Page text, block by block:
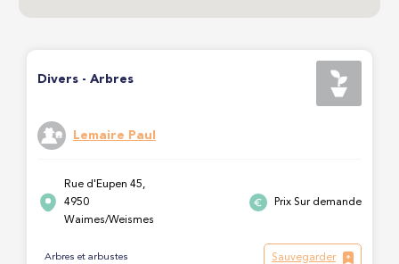
Divers - Arbres
Lemaire Paul
Rue d'Eupen 45,
4950
Waimes/Weismes
Prix Sur demande
Arbres et arbustes Sauvegarder